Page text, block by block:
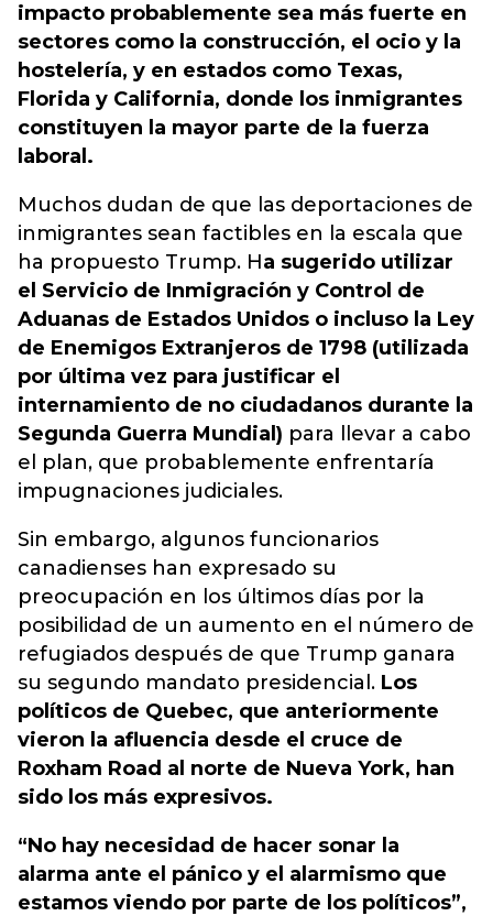
impacto probablemente sea más fuerte en
sectores como la construcción, el ocio y la
hostelería, y en estados como Texas,
Florida y California, donde los inmigrantes
constituyen la mayor parte de la fuerza
laboral.
Muchos dudan de que las deportaciones de
inmigrantes sean factibles en la escala que
ha propuesto Trump. Ha sugerido utilizar
el Servicio de Inmigración y Control de
Aduanas de Estados Unidos o incluso la Ley
de Enemigos Extranjeros de 1798 (utilizada
por última vez para justificar el
internamiento de no ciudadanos durante la
Segunda Guerra Mundial) para llevar a cabo
el plan, que probablemente enfrentaría
impugnaciones judiciales.
Sin embargo, algunos funcionarios
canadienses han expresado su
preocupación en los últimos días por la
posibilidad de un aumento en el número de
refugiados después de que Trump ganara
su segundo mandato presidencial. Los
políticos de Quebec, que anteriormente
vieron la afluencia desde el cruce de
Roxham Road al norte de Nueva York, han
sido los más expresivos.
“No hay necesidad de hacer sonar la
alarma ante el pánico y el alarmismo que
estamos viendo por parte de los políticos”,